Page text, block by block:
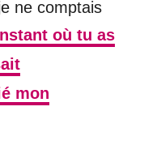
ne comptais
où tu as
mon